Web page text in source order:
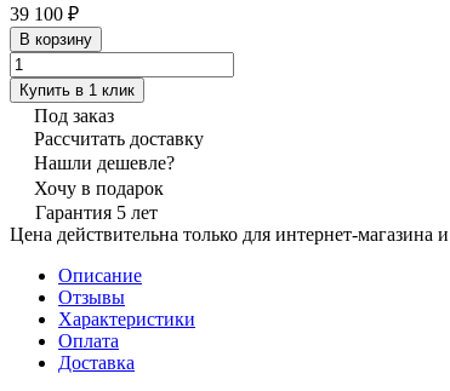
39 100 ₽
В корзину
Купить в 1 клик
Под заказ
Рассчитать доставку
Нашли дешевле?
Хочу в подарок
Гарантия 5 лет
Цена действительна только для интернет-
Описание
Отзывы
Характеристики
Оплата
Доставка